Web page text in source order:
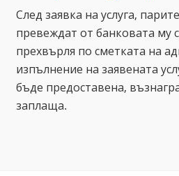
След заявка на услуга,
превеждат от банковата му
прехвърля по сметката на
изпълнение на заявената
бъде предоставена,
заплаща.